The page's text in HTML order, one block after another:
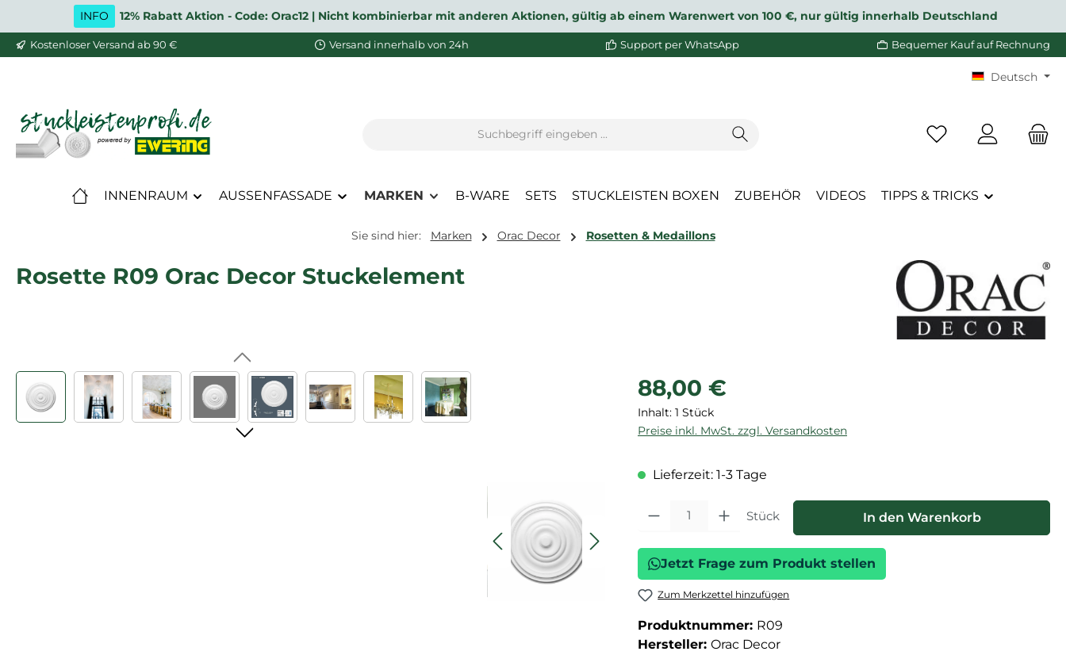
Hauptinhalt springen
Zur Suche springen
Zur Hauptnavigation springen
INFO 12% Rabatt Aktion - Code: Orac12 | Nicht kombinierbar mit anderen Aktionen, gültig ab einem Warenwert von 100 €, nur gültig innerhalb Deutschland
Kostenloser Versand ab 90 € Versand innerhalb von 24h Support per WhatsApp Bequemer Kauf auf Rechnung
Deutsch
Du hast 0 Produkte
INNENRAUM AUSSENFASSADE MARKEN B-WARE SETS STUCKLEISTEN BOXEN ZUBEHÖR VIDEOS TIPPS & TRICKS
Sie sind hier: Marken Orac Decor Rosetten & Medaillons
Rosette R09 Orac Decor Stuckelement
Bildergalerie überspringen Regulärer Preis:
88,00 €
Inhalt: 1 Stück
Preise inkl. MwSt. zzgl. Versandkosten
Lieferzeit: 1-3 Tage
Produkt Anzahl: Gib den gewünschten Wert ein oder benutze die
Stück In den Warenkorb
Jetzt Frage zum Produkt stellen
Zum Merkzettel hinzufügen
Produktnummer: R09
Hersteller: Orac Decor